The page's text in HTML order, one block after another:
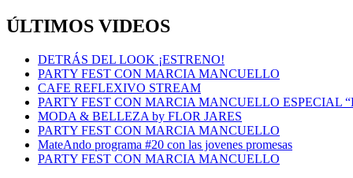
ÚLTIMOS VIDEOS
DETRÁS DEL LOOK ¡ESTRENO!
PARTY FEST CON MARCIA MANCUELLO
CAFE REFLEXIVO STREAM
PARTY FEST CON MARCIA MANCUELLO ESPECIAL
MODA & BELLEZA by FLOR JARES
PARTY FEST CON MARCIA MANCUELLO
MateAndo programa #20 con las jovenes promesas
PARTY FEST CON MARCIA MANCUELLO